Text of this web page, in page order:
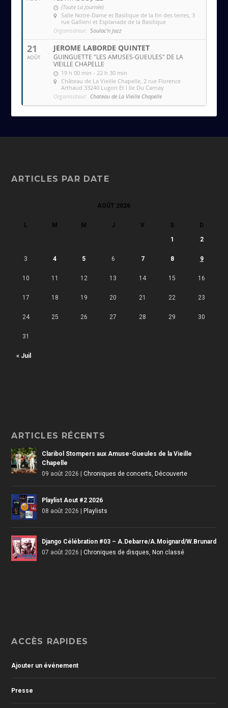
(Toute La Journée)
Salle Notre-Dame et Basilique de la fin des terres , 3
rue Gallieni et Esplanade de la Basilique
Organisateur: Soulac'n Jazz
21
AOÛT
JEROME LABORDE QUINTET
GUINGUETTE "LES AMUSES-GUEULES" DE LA
VIEILLE CHAPELLE
19 h 00 min - 22 h 30 min
Château de La Vieille Chapelle , 2 rue Florence
Arthaud 33240 Lugon Et l Ile Du Carnay
Organisateur: Chateau de La Vieille Chapelle
ARTICLES PAR DATE
AOÛT 2026
L M M J V S D
« Juil
1 2
3 4 5 6 7 8 9
10 11 12 13 14 15 16
17 18 19 20 21 22 23
24 25 26 27 28 29 30
31
ARTICLES RÉCENTS
Claribol Stompers aux Amuse-Gueules de la Vieille
Chapelle
09 août 2026 |Chroniques de concerts ,Découverte
Playlist Aout #2 2026
08 août 2026 |Playlists
Django Célébration #03 – A.Debarre/A.Moignard/W.Brunard
07 août 2026 |Chroniques de disques ,Non classé
ACCÈS RAPIDES
Ajouter un événement
Presse